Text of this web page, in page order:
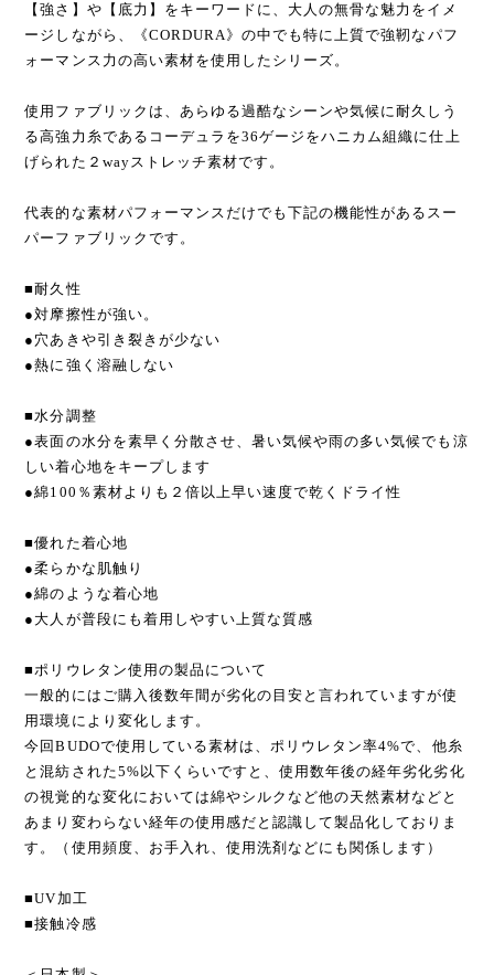
【強さ】や【底力】をキーワードに、大人の無骨な魅力をイメ
ージしながら、《CORDURA》の中でも特に上質で強靭なパフ
ォーマンス力の高い素材を使用したシリーズ。
使用ファブリックは、あらゆる過酷なシーンや気候に耐久しう
る高強力糸であるコーデュラを36ゲージをハニカム組織に仕上
げられた２wayストレッチ素材です。
代表的な素材パフォーマンスだけでも下記の機能性があるスー
パーファブリックです。
■耐久性
●対摩擦性が強い。
●穴あきや引き裂きが少ない
●熱に強く溶融しない
■水分調整
●表面の水分を素早く分散させ、暑い気候や雨の多い気候でも涼
しい着心地をキープします
●綿100％素材よりも２倍以上早い速度で乾くドライ性
■優れた着心地
●柔らかな肌触り
●綿のような着心地
●大人が普段にも着用しやすい上質な質感
■ポリウレタン使用の製品について
一般的にはご購入後数年間が劣化の目安と言われていますが使
用環境により変化します。
今回BUDOで使用している素材は、ポリウレタン率4%で、他糸
と混紡された5%以下くらいですと、使用数年後の経年劣化劣化
の視覚的な変化においては綿やシルクなど他の天然素材などと
あまり変わらない経年の使用感だと認識して製品化しておりま
す。（使用頻度、お手入れ、使用洗剤などにも関係します）
■UV加工
■接触冷感